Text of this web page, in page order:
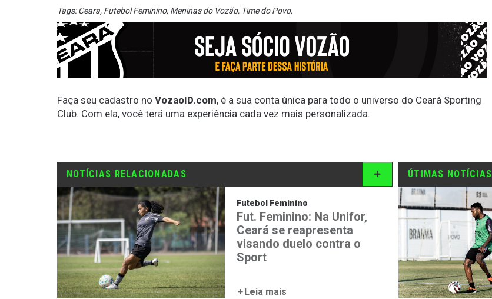
Tags:Ceara, Futebol Feminino, Meninas do Vozão, Time do Povo,
Faça seu cadastro no VozaoID.com, é a sua conta única para todo o universo do Ceará Sporting
Club. Com ela, você terá uma experiência cada vez mais personalizada.
NOTÍCIAS RELACIONADAS
Futebol Feminino
Fut. Feminino: Na Unifor,
Ceará se reapresenta
visando duelo contra o
Sport
Leia mais
ÚTIMAS NOTÍCIAS